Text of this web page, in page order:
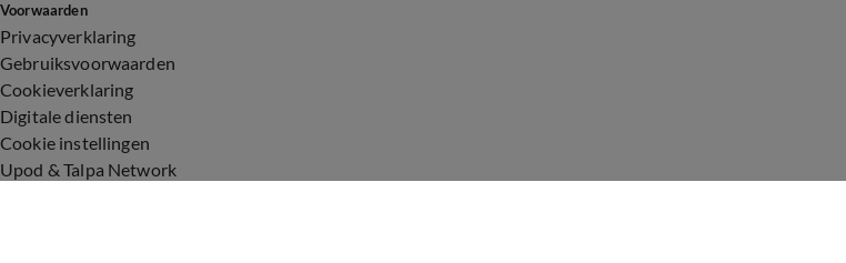
Voorwaarden
Privacyverklaring
Gebruiksvoorwaarden
Cookieverklaring
Digitale diensten
Cookie instellingen
Upod & Talpa Network